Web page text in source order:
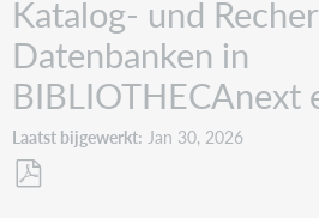
Katalog- und
Datenbanken in
BIBLIOTHECAnext
Laatst bijgewerkt Jan 30, 2026